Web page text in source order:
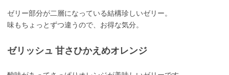
ゼリー部分が二層になっている結構珍しいゼリー。
味もちょっとずつ違うので、お得な気分。
ゼリッシュ 甘さひかえめオレンジ